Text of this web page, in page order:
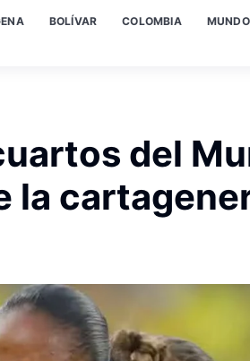
BOLÍVAR COLOMBIA MUNDO
del
la